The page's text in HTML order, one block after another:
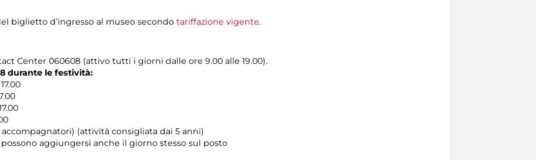
biglietto d’ingresso al museo secondo tariffazione vigente.
Center 060608 (attivo tutti i giorni dalle ore 9.00 alle 19.00).
durante le festività:
(attività consigliata dai 5 anni)
aggiungersi anche il giorno stesso sul posto